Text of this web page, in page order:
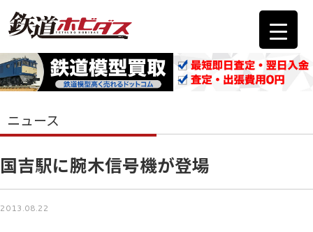
ニュース
国吉駅に腕木信号機が登場
2013.08.22